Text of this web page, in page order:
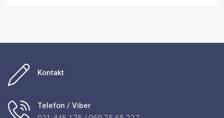
Kontakt
Telefon / Viber